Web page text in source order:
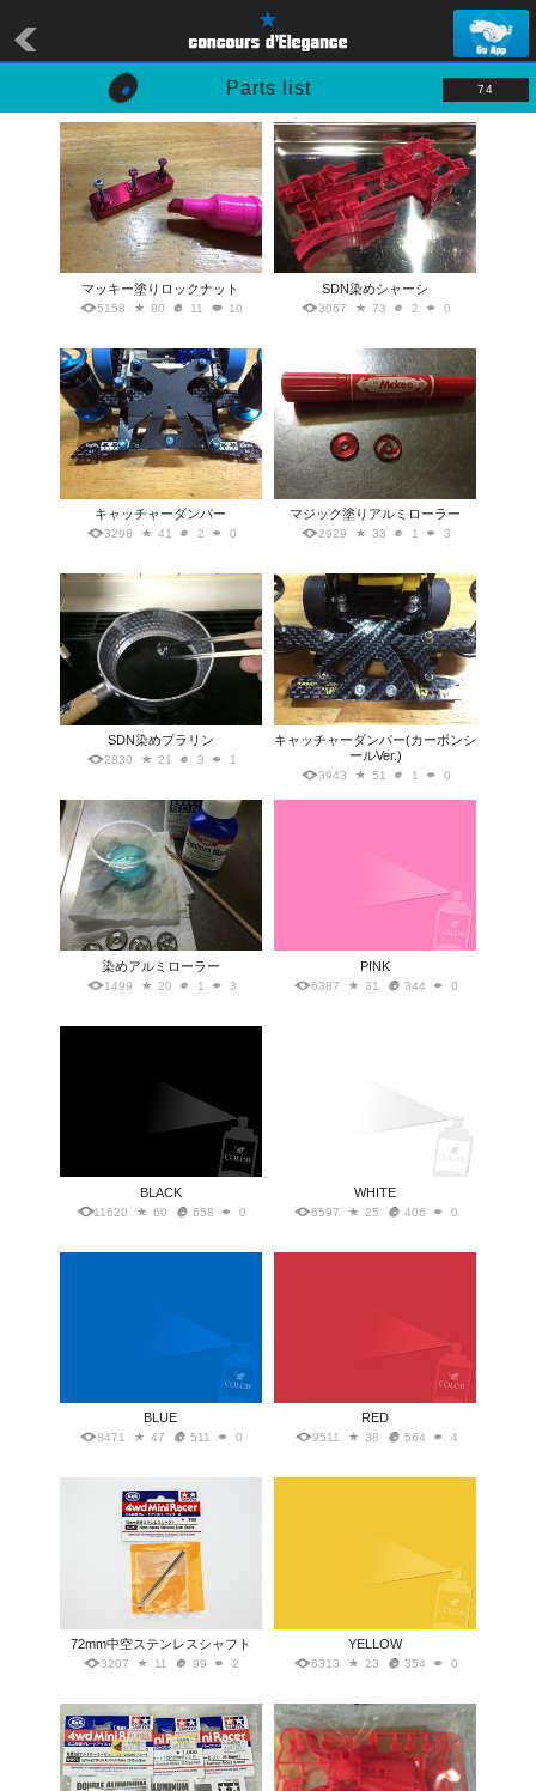
Parts list 74
マッキー塗りロックナット
5158 80 11 10
SDN染めシャーシ
3067 73 2 0
キャッチャーダンパー
3298 41 2 0
マジック塗りアルミローラー
2929 33 1 3
SDN染めプラリン
2830 21 3 1
キャッチャーダンパー(カーボンシ
ールVer.)
3943 51 1 0
染めアルミローラー
1499 20 1 3
PINK
6387 31 344 0
BLACK
11620 60 658 0
WHITE
6597 25 406 0
BLUE
8471 47 511 0
RED
9511 38 564 4
72mm中空ステンレスシャフト
3207 11 99 2
YELLOW
6313 23 354 0